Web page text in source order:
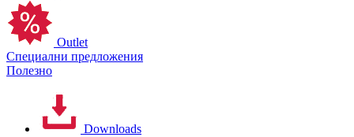
Outlet
Специални предложения
Полезно
Downloads